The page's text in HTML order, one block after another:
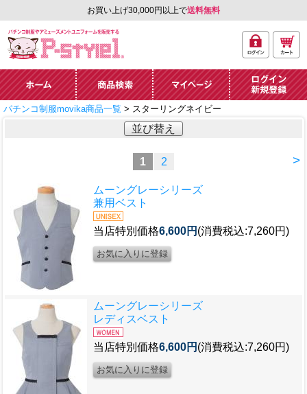
お買い上げ30,000円以上で送料無料
ーズメントユニフォー
ム通販「P-style 1」.
イン
ト
ホーム 商品検索 マイページ
パチンコ制服movika商品一覧 > スターリングネイビー
並び替え
>
1 2
ムーングレーシリーズ
兼用ベスト
当店特別価格6,600円 (消費税込:7,260円)
ムーングレーシリーズ
レディスベスト
当店特別価格6,600円 (消費税込:7,260円)